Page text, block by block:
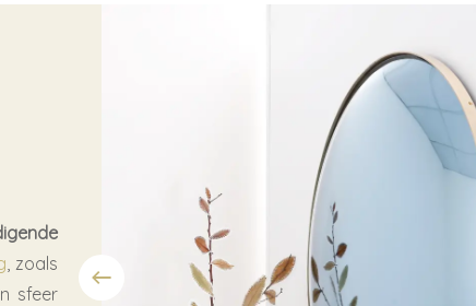
, zoals
sfeer